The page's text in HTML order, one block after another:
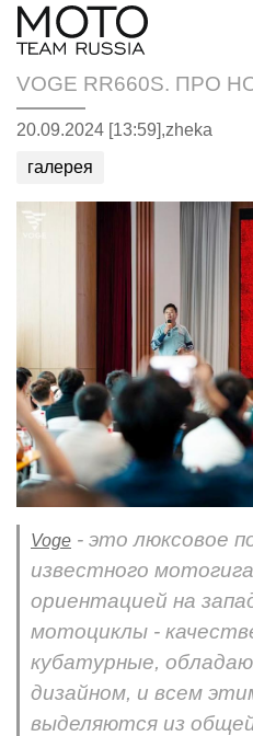
VOGE RR660S. ПРО
20.09.2024 [13:59],zheka
галерея
Voge - это люксовое
известного
ориентацией на
мотоциклы -
кубатурные,
дизайном, и всем
выделяются из